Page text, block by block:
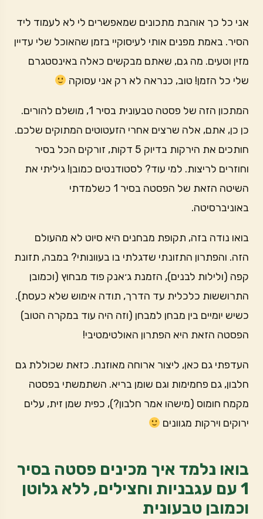
אני כל כך אוהבת מתכונים שמאפשרים לי לא לעמוד ליד
הסיר. באמת מפנים אותי לעיסוקיי בזמן שהאוכל שלי עדיין
מזין וטעים. מה גם, שאתם מבקשים כאלה באינסטגרם
שלי כל הזמן! טוב, כנראה לא רק אני עסוקה
המתכון הזה של פסטה טבעונית בסיר 1, מושלם להורים.
כן כן, אתם, אלה שרצים אחרי הזעטוטים המתוקים שלכם.
חותכים את הירקות בדיוק 5 דקות, זורקים הכל בסיר
וחוזרים לריצות. למי עוד? לסטודנטים כמובן! גיליתי את
השיטה הזאת של הפסטה בסיר 1 כשלמדתי
באוניברסיטה.
בואו נודה בזה, תקופת מבחנים היא סיוט לא מהעולם
הזה. והפתרון התזונתי שדגלתי בו בעוונותי? במבה, תזונת
קפה (ולילות לבנים), הזמנת ג׳אנק פוד מבחוץ (וכמובן
התרוששות כלכלית עד הדרך, תודה אימוש שלא כעסת).
כשיש יומיים בין מבחן למבחן (וזה היה עוד במקרה הטוב)
הפסטה הזאת היא הפתרון האולטימטיבי!
העדפתי גם כאן, ליצור ארוחה מאוזנת. כזאת שכוללת גם
חלבון, גם פחמימות וגם שומן בריא. השתמשתי בפסטה
מקמח חומוס (מישהו אמר חלבון?), כפית שמן זית, עלים
ירוקים וירקות מגוונים
בואו נלמד איך מכינים פסטה בסיר
1 עם עגבניות וחצילים, ללא גלוטן
וכמובן טבעונית